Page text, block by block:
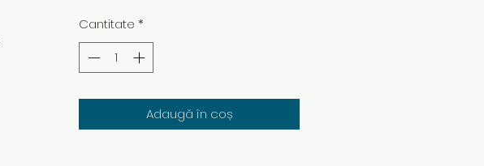
Cantitate *
Adaugă în coș